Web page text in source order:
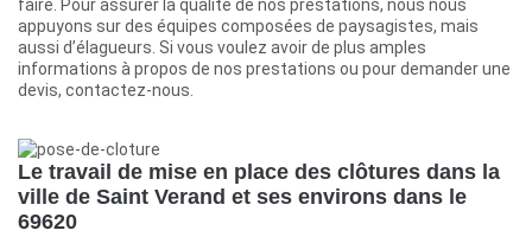
faire. Pour assurer la qualité de nos prestations, nous nous
appuyons sur des équipes composées de paysagistes, mais
aussi d’élagueurs. Si vous voulez avoir de plus amples
informations à propos de nos prestations ou pour demander une
devis, contactez-nous.
Le travail de mise en place des clôtures dans la
ville de Saint Verand et ses environs dans le
69620